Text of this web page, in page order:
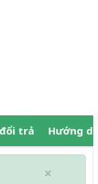
trả Hướng
×